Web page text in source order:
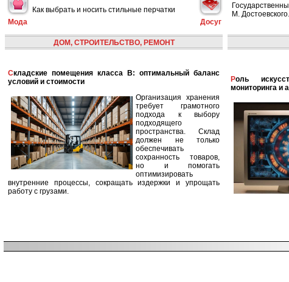
Мода
Как выбрать и носить стильные перчатки
Досуг
М.
ДОМ, СТРОИТЕЛЬСТВО, РЕМОНТ
Складские помещения класса B: оптимальный баланс
условий и стоимости
Организация хранения
требует грамотного
подхода к выбору
подходящего
пространства. Склад
должен не только
обеспечивать
сохранность товаров,
но и помогать
оптимизировать
внутренние процессы, сокращать издержки и упрощать
работу с грузами.
Роль искусственного интеллекта в улучшении
мониторинга и